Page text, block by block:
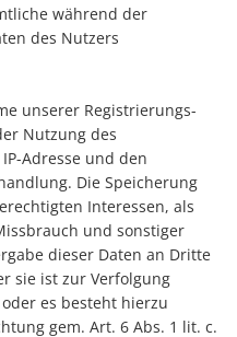
während der
des Nutzers
unserer Registrierungs-
Nutzung des
Adresse und den
Die Speicherung
Interessen, als
und sonstiger
dieser Daten an Dritte
sie ist zur Verfolgung
es besteht hierzu
gem. Art. 6 Abs. 1 lit. c.